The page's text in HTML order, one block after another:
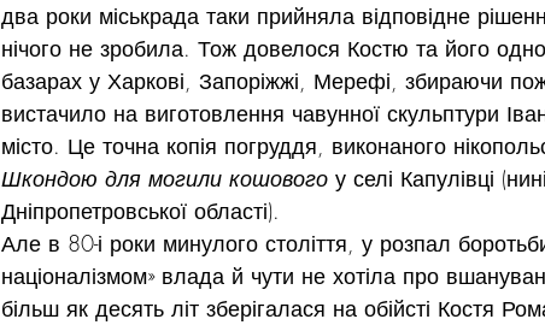
два роки міськрада таки прийняла відповідне
нічого не зробила. Тож довелося Костю та його
базарах у Харкові, Запоріжжі, Мерефі, збираючи
вистачило на виготовлення чавунної скульптури
місто. Це точна копія погруддя, виконаного
Шкондою для могили кошового у селі Капулівці
Дніпропетровської області).
Але в 80-і роки минулого століття, у розпал
націоналізмом» влада й чути не хотіла про
більш як десять літ зберігалася на обійсті Костя